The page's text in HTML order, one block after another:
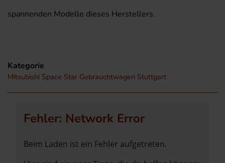
spannenden Modelle dieses Herstellers.
Kategorie
Mitsubishi Space Star Gebrauchtwagen Stuttgart
Fehler: Network Error
Beim Laden ist ein Fehler aufgetreten.